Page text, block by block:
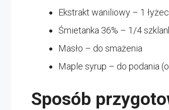
Ekstrakt waniliowy – 1
Śmietanka 36% – 1/4
Masło – do smażenia
Maple syrup – do podania
Sposób